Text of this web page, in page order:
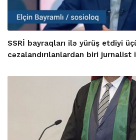
SSRİ bayraqları ilə yürüş etdiyi
cəzalandırılanlardan biri jurnalist